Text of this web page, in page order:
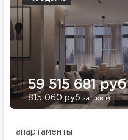
59 515 681 руб
815 060 руб за 1 кв.м.
апартаменты